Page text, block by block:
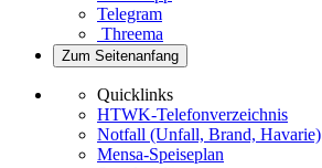
Telegram
Threema
Zum Seitenanfang
Quicklinks
HTWK-Telefonverzeichnis
Notfall (Unfall, Brand, Havarie)
Mensa-Speiseplan